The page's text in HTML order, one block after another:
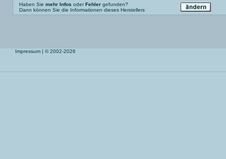
Haben Sie mehr Infos oderFehler gefunden?
Dann können Sie die Informationen dieses Herstellers
Impressum | © 2002-2026